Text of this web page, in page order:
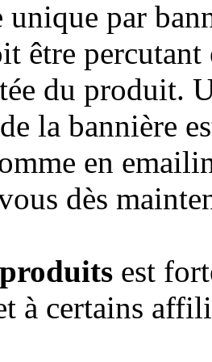
unique par
être
du produit.
la bannière
en
dès
est
à certains